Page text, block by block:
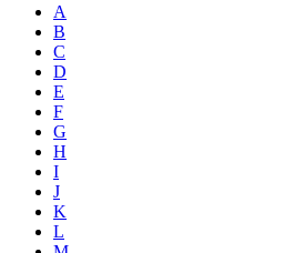
A
B
C
D
E
F
G
H
I
J
K
L